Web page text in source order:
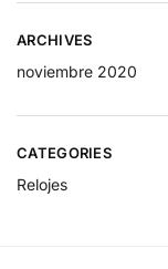
ARCHIVES
noviembre 2020
CATEGORIES
Relojes